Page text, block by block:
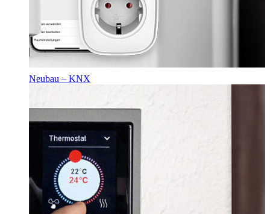
Neubau – KNX